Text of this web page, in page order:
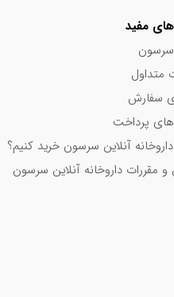
مفید
متداول
سفارش
پرداخت
داروخانه آنلاین سرسون خرید کنیم؟
و مقررات داروخانه آنلاین سرسون